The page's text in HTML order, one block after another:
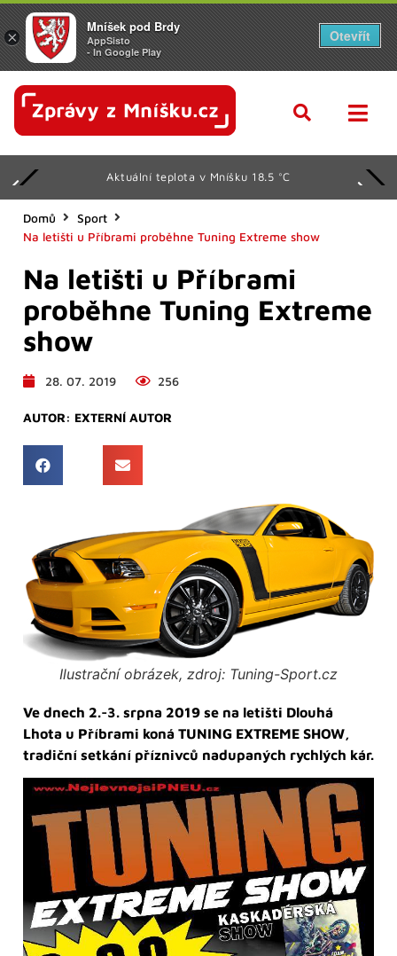
Aktuální teplota v Mníšku 18.5 °C
Domů
Sport
Na letišti u Příbrami proběhne Tuning Extreme show
Na letišti u Příbrami
proběhne Tuning Extreme
show
28. 07. 2019 256
AUTOR: EXTERNÍ AUTOR
Ilustrační obrázek, zdroj: Tuning-Sport.cz
Ve dnech 2.-3. srpna 2019 se na letišti Dlouhá
Lhota u Příbrami koná TUNING EXTREME SHOW,
tradiční setkání příznivců nadupaných rychlých kár.
×
Mníšek pod Brdy
AppSisto
- In Google Play
Otevřít